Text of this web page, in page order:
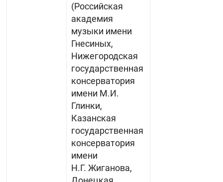
(Российская
академия
музыки имени
Гнесиных,
Нижегородская
государственная
консерватория
имени М.И.
Глинки,
Казанская
государственная
консерватория
имени
Н.Г. Жиганова,